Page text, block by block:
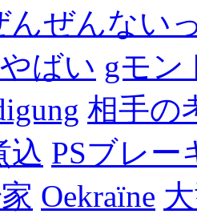
んぜんない
やばい gモン
相手の
込 PSブレー
Oekraïne